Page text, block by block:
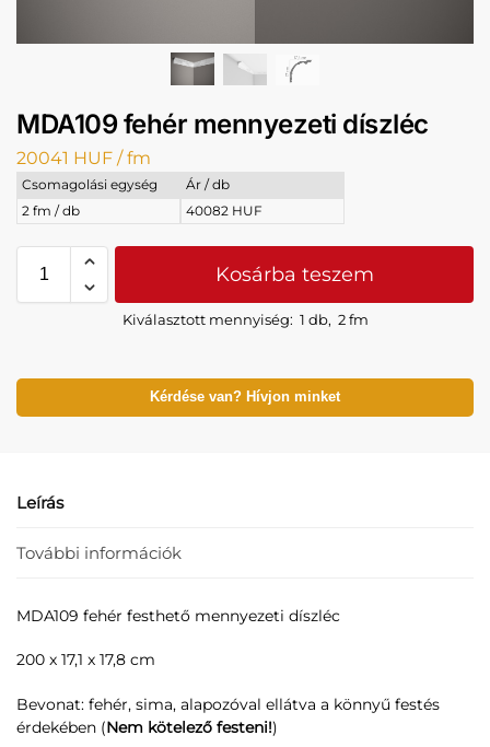
MDA109 fehér mennyezeti díszléc
20041 HUF / fm
Csomagolási egység
Ár / db
2 fm / db
40082 HUF
Kosárba teszem
Kiválasztott mennyiség: 1 db, 2 fm
Kérdése van? Hívjon minket
Leírás
További információk
MDA109 fehér festhető mennyezeti díszléc
200 x 17,1 x 17,8 cm
Bevonat: fehér, sima, alapozóval ellátva a könnyű festés
érdekében (Nem kötelező festeni!)